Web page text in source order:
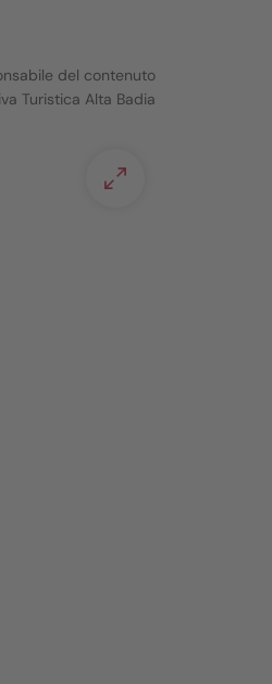
del contenuto
Turistica Alta Badia
Società Cooperativa